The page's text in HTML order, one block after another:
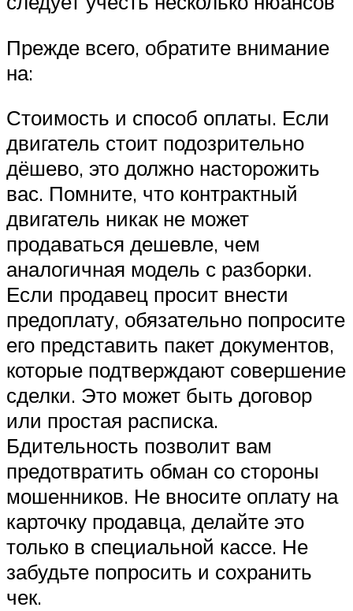
Прежде всего, обратите внимание
на:
Стоимость и способ оплаты. Если
двигатель стоит подозрительно
дёшево, это должно насторожить
вас. Помните, что контрактный
двигатель никак не может
продаваться дешевле, чем
аналогичная модель с разборки.
Если продавец просит внести
предоплату, обязательно попросите
его представить пакет документов,
которые подтверждают совершение
сделки. Это может быть договор
или простая расписка.
Бдительность позволит вам
предотвратить обман со стороны
мошенников. Не вносите оплату на
карточку продавца, делайте это
только в специальной кассе. Не
забудьте попросить и сохранить
чек.